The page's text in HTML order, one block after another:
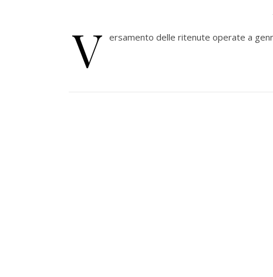
V ersamento delle ritenute operate a